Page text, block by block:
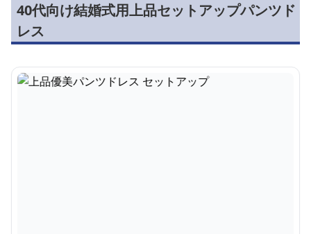
40代向け結婚式用上品セットアップパンツド
レス